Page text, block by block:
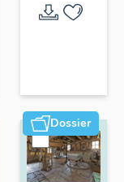
Mans
Dossier